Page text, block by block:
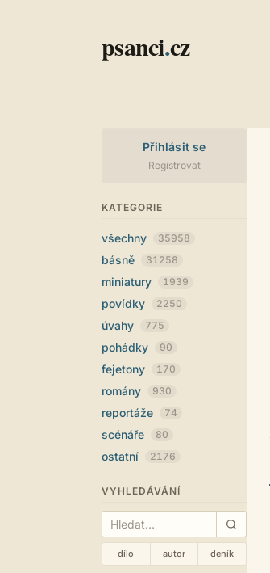
psanci.cz
Přihlásit se
Registrovat
KATEGORIE
všechny 35958
básně 31258
miniatury 1939
povídky 2250
úvahy 775
pohádky 90
fejetony 170
romány 930
reportáže 74
scénáře 80
ostatní 2176
VYHLEDÁVÁNÍ
dílo autor deník